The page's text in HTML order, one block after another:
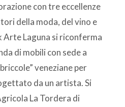
con tre eccellenze
della moda, del vino e
Arte Laguna si riconferma
di mobili con sede a
veneziane per
da un artista. Si
La Tordera di